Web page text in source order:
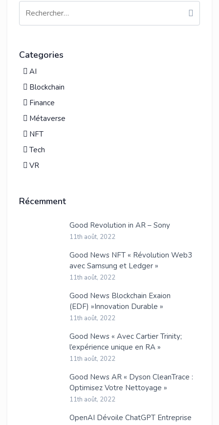
Categories
AI
Blockchain
Finance
Métaverse
NFT
Tech
VR
Récemment
Good Revolution in AR – Sony
11th août, 2022
Good News NFT « Révolution Web3
avec Samsung et Ledger »
11th août, 2022
Good News Blockchain Exaion
(EDF) »Innovation Durable »
11th août, 2022
Good News « Avec Cartier Trinity;
l’expérience unique en RA »
11th août, 2022
Good News AR « Dyson CleanTrace :
Optimisez Votre Nettoyage »
11th août, 2022
OpenAI Dévoile ChatGPT Entreprise